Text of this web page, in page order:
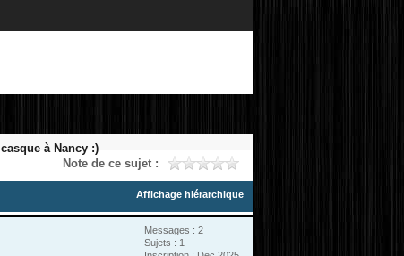
à Nancy :)
Note de ce sujet :
Affichage hiérarchique
Messages : 2
Sujets : 1